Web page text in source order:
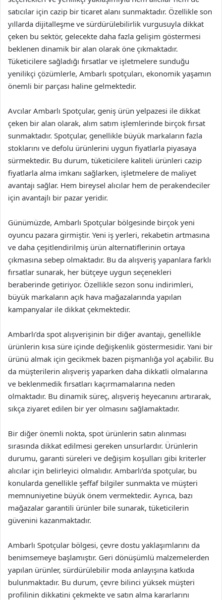
satıcılar için cazip bir ticaret alanı sunmaktadır. Özellikle son
yıllarda dijitalleşme ve sürdürülebilirlik vurgusuyla dikkat
çeken bu sektör, gelecekte daha fazla gelişim göstermesi
beklenen dinamik bir alan olarak öne çıkmaktadır.
Tüketicilere sağladığı fırsatlar ve işletmelere sunduğu
yenilikçi çözümlerle, Ambarlı spotçuları, ekonomik yaşamın
önemli bir parçası haline gelmektedir.
Avcılar Ambarlı Spotçular, geniş ürün yelpazesi ile dikkat
çeken bir alan olarak, alım satım işlemlerinde birçok fırsat
sunmaktadır. Spotçular, genellikle büyük markaların fazla
stoklarını ve defolu ürünlerini uygun fiyatlarla piyasaya
sürmektedir. Bu durum, tüketicilere kaliteli ürünleri cazip
fiyatlarla alma imkanı sağlarken, işletmelere de maliyet
avantajı sağlar. Hem bireysel alıcılar hem de perakendeciler
için avantajlı bir pazar yeridir.
Günümüzde, Ambarlı Spotçular bölgesinde birçok yeni
oyuncu pazara girmiştir. Yeni iş yerleri, rekabetin artmasına
ve daha çeşitlendirilmiş ürün alternatiflerinin ortaya
çıkmasına sebep olmaktadır. Bu da alışveriş yapanlara farklı
fırsatlar sunarak, her bütçeye uygun seçenekleri
beraberinde getiriyor. Özellikle sezon sonu indirimleri,
büyük markaların açık hava mağazalarında yapılan
kampanyalar ile dikkat çekmektedir.
Ambarlı’da spot alışverişinin bir diğer avantajı, genellikle
ürünlerin kısa süre içinde değişkenlik göstermesidir. Yani bir
ürünü almak için gecikmek bazen pişmanlığa yol açabilir. Bu
da müşterilerin alışveriş yaparken daha dikkatli olmalarına
ve beklenmedik fırsatları kaçırmamalarına neden
olmaktadır. Bu dinamik süreç, alışveriş heyecanını artırarak,
sıkça ziyaret edilen bir yer olmasını sağlamaktadır.
Bir diğer önemli nokta, spot ürünlerin satın alınması
sırasında dikkat edilmesi gereken unsurlardır. Ürünlerin
durumu, garanti süreleri ve değişim koşulları gibi kriterler
alıcılar için belirleyici olmalıdır. Ambarlı’da spotçular, bu
konularda genellikle şeffaf bilgiler sunmakta ve müşteri
memnuniyetine büyük önem vermektedir. Ayrıca, bazı
mağazalar garantili ürünler bile sunarak, tüketicilerin
güvenini kazanmaktadır.
Ambarlı Spotçular bölgesi, çevre dostu yaklaşımlarını da
benimsemeye başlamıştır. Geri dönüşümlü malzemelerden
yapılan ürünler, sürdürülebilir moda anlayışına katkıda
bulunmaktadır. Bu durum, çevre bilinci yüksek müşteri
profilinin dikkatini çekmekte ve satın alma kararlarını